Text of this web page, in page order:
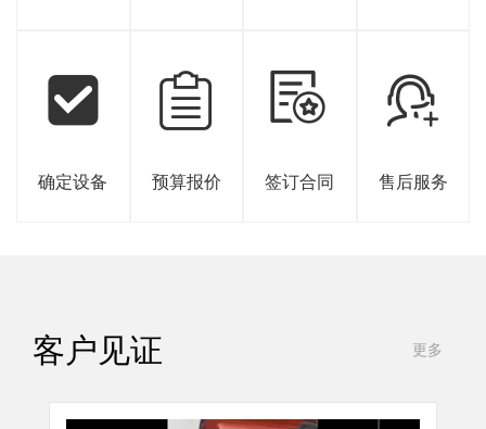
确定设备 预算报价 签订合同 售后服务
客户见证 更多